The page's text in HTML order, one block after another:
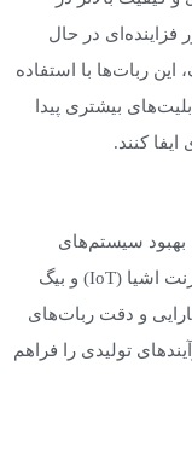
فزاینده‌ای در حال
این ربات‌ها با استفاده
بیشتری پیدا
کنند.
بهبود سیستم‌های
کنترل و استفاده از فناوری‌های نوین مانند اینترنت اشیا (IoT) و بیگ
و دقت ربات‌های
تولیدی را فراهم